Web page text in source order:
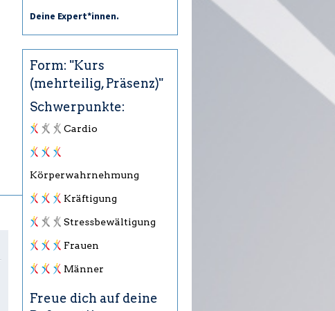
Deine Expert*innen.
Form: "Kurs
(mehrteilig, Präsenz)"
Schwerpunkte:
Cardio
Körperwahrnehmung
Kräftigung
Stressbewältigung
Frauen
Männer
Freue dich auf deine